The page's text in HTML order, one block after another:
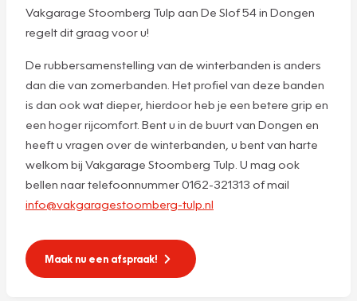
Vakgarage Stoomberg Tulp aan De Slof 54 in Dongen
regelt dit graag voor u!
De rubbersamenstelling van de winterbanden is anders
dan die van zomerbanden. Het profiel van deze banden
is dan ook wat dieper, hierdoor heb je een betere grip en
een hoger rijcomfort. Bent u in de buurt van Dongen en
heeft u vragen over de winterbanden, u bent van harte
welkom bij Vakgarage Stoomberg Tulp. U mag ook
bellen naar telefoonnummer 0162-321313 of mail
info@vakgaragestoomberg-tulp.nl
Maak nu een afspraak!